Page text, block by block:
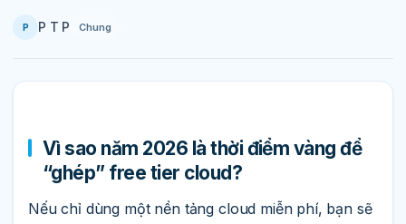
P P T P Chung
Vì sao năm 2026 là thời điểm vàng để
“ghép” free tier cloud?
Nếu chỉ dùng một nền tảng cloud miễn phí, bạn sẽ